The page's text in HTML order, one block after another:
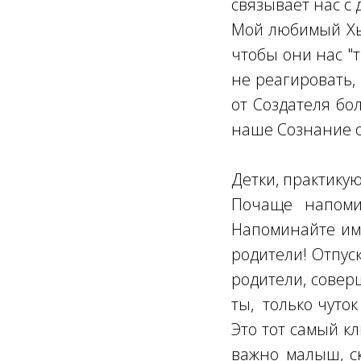
связывает нас с
Мой любимый
чтобы они нас
не
от Создателя
наше Сознание
Детки,
Почаще
Напоминайте
родители!
родители,
ты, только
Это тот самый
важно малыш,